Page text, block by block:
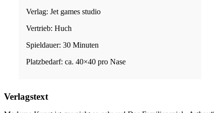
Verlag: Jet games studio
Vertrieb: Huch
Spieldauer: 30 Minuten
Platzbedarf: ca. 40×40 pro Nase
Verlagstext